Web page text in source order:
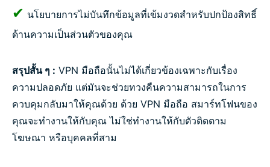
✔ นโยบายการไม่บันทึกข้อมูลที่เข้มงวดสำหรับปกป้องสิทธิ์
ด้านความเป็นส่วนตัวของคุณ
สรุปสั้น ๆ : VPN มือถือนั้นไม่ได้เกี่ยวข้องเฉพาะกับเรื่อง
ความปลอดภัย แต่มันจะช่วยทวงคืนความสามารถในการ
ควบคุมกลับมาให้คุณด้วย ด้วย VPN มือถือ สมาร์ทโฟนของ
คุณจะทำงานให้กับคุณ ไม่ใช่ทำงานให้กับตัวติดตาม
โฆษณา หรือบุคคลที่สาม